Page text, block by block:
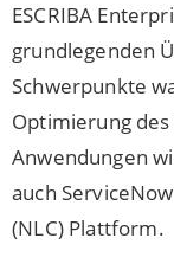
ESCRIBA
grundlegenden
Schwerpunkte
Optimierung
Anwendungen
auch
(NLC) Plattform.